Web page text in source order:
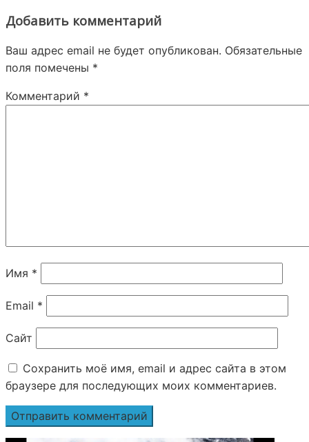
Добавить комментарий
Ваш адрес email не будет опубликован. Обязательные
поля помечены *
Комментарий *
Имя *
Email *
Сайт
Сохранить моё имя, email и адрес сайта в этом
браузере для последующих моих комментариев.